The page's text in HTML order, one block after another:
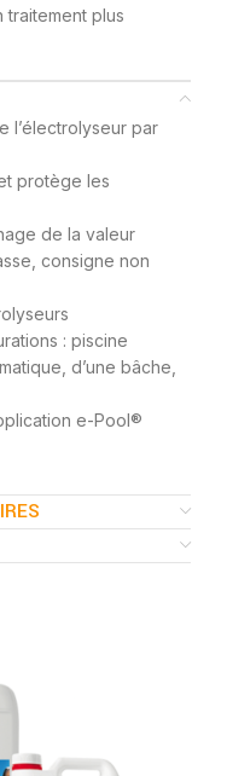
traitement plus
l’électrolyseur par
protège les
de la valeur
consigne non
: piscine
d’une bâche,
e-Pool®